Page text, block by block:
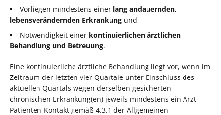
Vorliegen mindestens einer lang andauernden,
lebensverändernden Erkrankung und
Notwendigkeit einer kontinuierlichen ärztlichen
Behandlung und Betreuung.
Eine kontinuierliche ärztliche Behandlung liegt vor, wenn im
Zeitraum der letzten vier Quartale unter Einschluss des
aktuellen Quartals wegen derselben gesicherten
chronischen Erkrankung(en) jeweils mindestens ein Arzt-
Patienten-Kontakt gemäß 4.3.1 der Allgemeinen